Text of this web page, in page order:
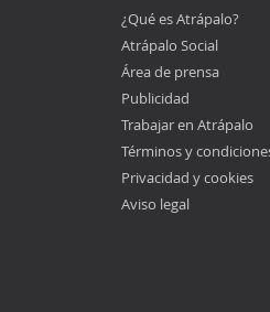
¿Qué es Atrápalo?
Atrápalo Social
Área de prensa
Publicidad
Trabajar en Atrápalo
Términos y
Privacidad y cookies
Aviso legal